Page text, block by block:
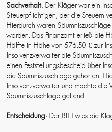
Sachverhalt: Der Kläger war ein
Steuerpflichtigen, der die Steuern
Hierdurch waren
worden. Das Finanzamt erließ die
Hälfte in Höhe von 576,50 € zur
Insolvenzverwalter die
einen Feststellungsbescheid über
die Säumniszuschläge gehörten.
Insolvenzverwalter und machte die
Säumniszuschläge geltend.
Entscheidung: Der BFH wies die